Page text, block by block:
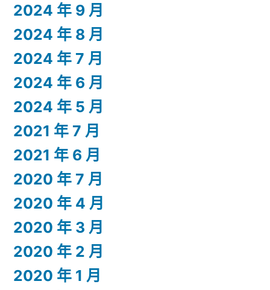
2024 年 9 月
2024 年 8 月
2024 年 7 月
2024 年 6 月
2024 年 5 月
2021 年 7 月
2021 年 6 月
2020 年 7 月
2020 年 4 月
2020 年 3 月
2020 年 2 月
2020 年 1 月